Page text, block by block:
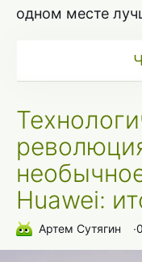
одном месте
Huawei:
Артем Сутягин ∙